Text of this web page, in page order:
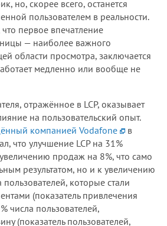
но, скорее всего, останется
пользователем в реальности.
что первое впечатление
— наиболее важного
области просмотра, заключается
медленно или вообще не
отражённое в LCP, оказывает
на пользовательский опыт.
компанией Vodafone
в
что улучшение LCP на 31%
продаж на 8%, что само
результатом, но и к увеличению
которые стали
(показатель привлечения
числа пользователей,
(показатель пользователей,